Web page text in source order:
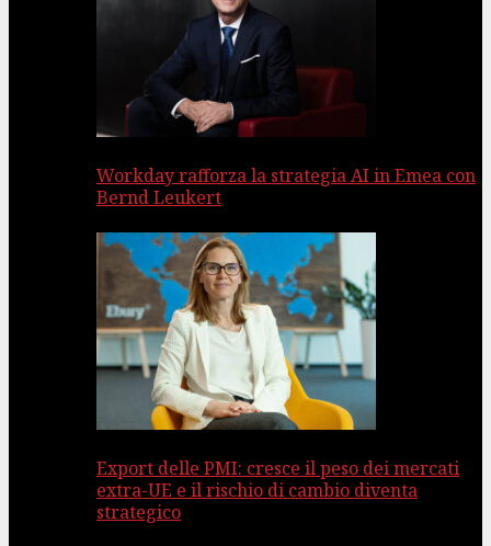
Workday rafforza la strategia AI in Emea con
Bernd Leukert
Export delle PMI: cresce il peso dei mercati
extra-UE e il rischio di cambio diventa
strategico